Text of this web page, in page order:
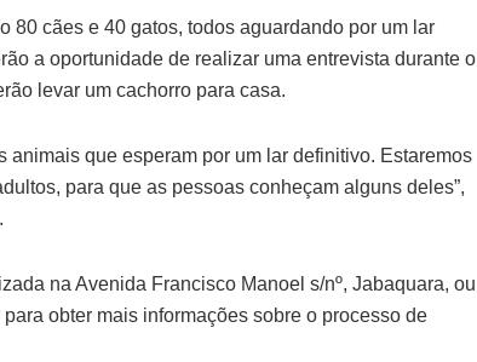
80 cães e 40 gatos, todos aguardando por um lar
a oportunidade de realizar uma entrevista durante o
levar um cachorro para casa.
que esperam por um lar definitivo. Estaremos
para que as pessoas conheçam alguns deles”,
na Avenida Francisco Manoel s/nº, Jabaquara, ou
obter mais informações sobre o processo de